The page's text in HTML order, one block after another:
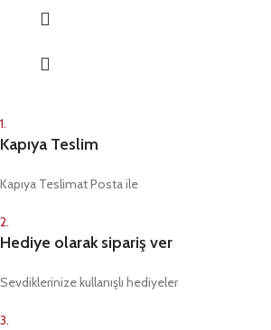
1.
Kapıya Teslim
Kapıya Teslimat Posta ile
2.
Hediye olarak sipariş ver
Sevdiklerinize kullanışlı hediyeler
3.